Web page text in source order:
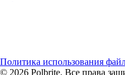
Политика использования
© 2026 Polbrite. Все права